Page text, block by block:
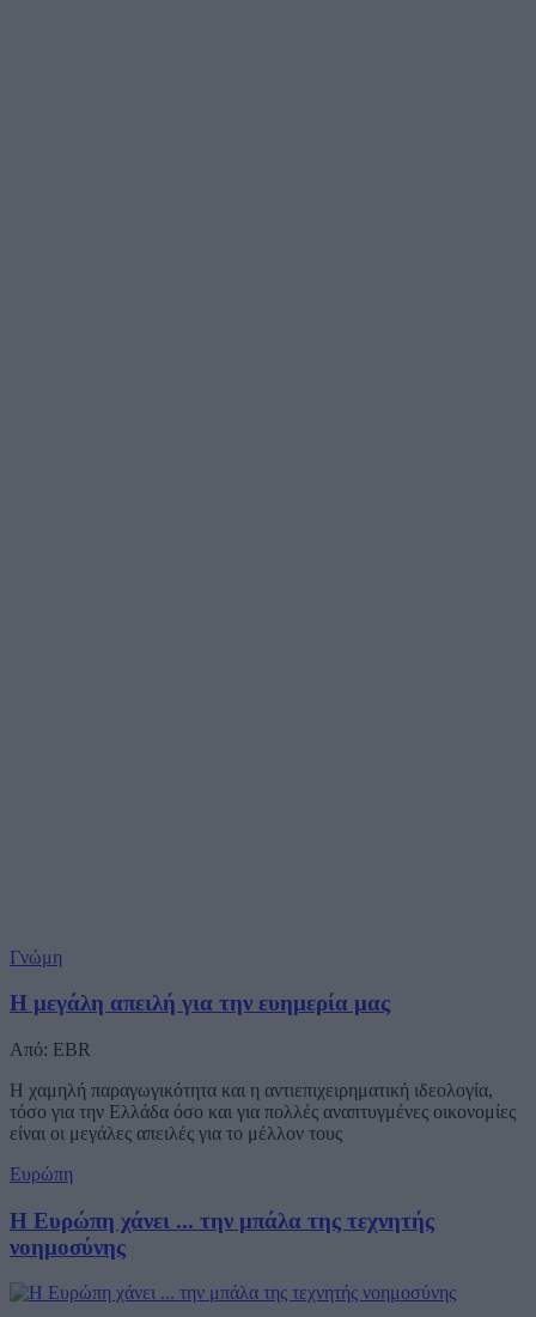
Γνώμη
Η μεγάλη απειλή για την ευημερία μας
Από: EBR
Η χαμηλή παραγωγικότητα και η αντιεπιχειρηματική ιδεολογία,
τόσο για την Ελλάδα όσο και για πολλές αναπτυγμένες οικονομίες
είναι οι μεγάλες απειλές για το μέλλον τους
Ευρώπη
Η Ευρώπη χάνει ... την μπάλα της τεχνητής
νοημοσύνης